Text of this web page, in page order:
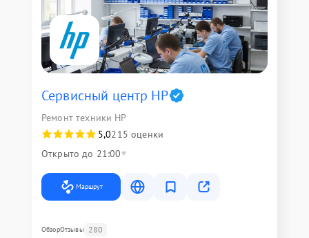
Сервисный центр HP
Ремонт техники HP
5,0215 оценки
Открыто до 21:00
Маршрут
ОбзорОтзывы 280